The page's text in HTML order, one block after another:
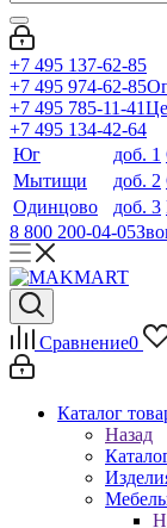
+7 495 137-62-85
+7 495 974-62-85
+7 495 785-11-41
+7 495 134-42-64
Юг
доб. 1
Мытищи
доб. 2
Одинцово
доб. 3
8 800 200-04-05
Сравнение0
Каталог
Назад